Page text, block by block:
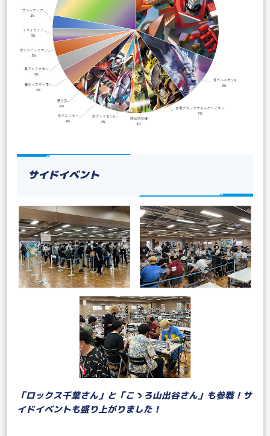
サイドイベント
「ロックス千葉さん」と「こゝろ山出谷さん」も参戦！サ
イドイベントも盛り上がりました！